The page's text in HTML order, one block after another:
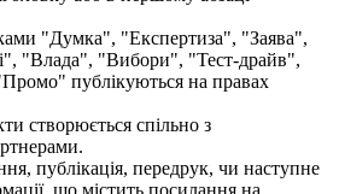
"Думка", "Експертиза", "Заява",
"Влада", "Вибори", "Тест-драйв",
публікуються на правах
створюється спільно з
публікація, передрук, чи наступне
що містить посилання на